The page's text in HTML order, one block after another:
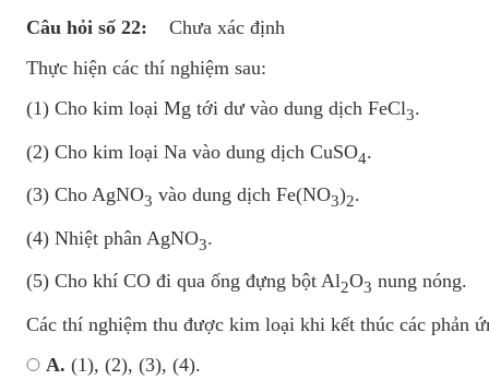
Câu hỏi số 22:
Chưa xác định
Thực hiện các thí nghiệm sau:
(1) Cho kim loại Mg tới dư vào dung dịch FeCl3.
(2) Cho kim loại Na vào dung dịch CuSO4.
(3) Cho AgNO3 vào dung dịch Fe(NO3)2.
(4) Nhiệt phân AgNO3.
(5) Cho khí CO đi qua ống đựng bột Al2O3 nung nóng.
Các thí nghiệm thu được kim loại khi kết thúc các phản
A. (1), (2), (3), (4).